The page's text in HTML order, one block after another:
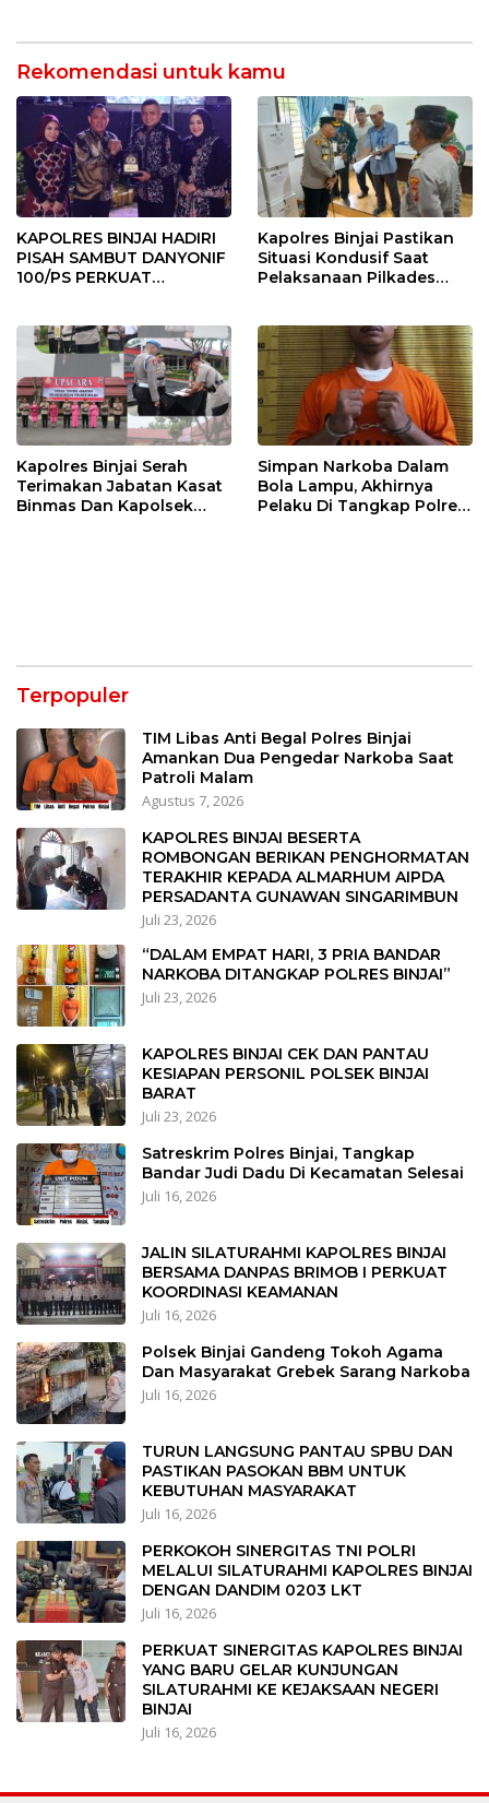
Rekomendasi untuk kamu
KAPOLRES BINJAI HADIRI
PISAH SAMBUT DANYONIF
100/PS PERKUAT
Kapolres Binjai Pastikan
Situasi Kondusif Saat
Pelaksanaan Pilkades
Kapolres Binjai Serah
Terimakan Jabatan Kasat
Binmas Dan Kapolsek
Simpan Narkoba Dalam
Bola Lampu, Akhirnya
Pelaku Di Tangkap Polres
Terpopuler
TIM Libas Anti Begal Polres Binjai
Amankan Dua Pengedar Narkoba Saat
Patroli Malam
Agustus 7, 2026
KAPOLRES BINJAI BESERTA
ROMBONGAN BERIKAN PENGHORMATAN
TERAKHIR KEPADA ALMARHUM AIPDA
PERSADANTA GUNAWAN SINGARIMBUN
Juli 23, 2026
“DALAM EMPAT HARI, 3 PRIA BANDAR
NARKOBA DITANGKAP POLRES BINJAI”
Juli 23, 2026
KAPOLRES BINJAI CEK DAN PANTAU
KESIAPAN PERSONIL POLSEK BINJAI
BARAT
Juli 23, 2026
Satreskrim Polres Binjai, Tangkap
Bandar Judi Dadu Di Kecamatan Selesai
Juli 16, 2026
JALIN SILATURAHMI KAPOLRES BINJAI
BERSAMA DANPAS BRIMOB I PERKUAT
KOORDINASI KEAMANAN
Juli 16, 2026
Polsek Binjai Gandeng Tokoh Agama
Dan Masyarakat Grebek Sarang Narkoba
Juli 16, 2026
TURUN LANGSUNG PANTAU SPBU DAN
PASTIKAN PASOKAN BBM UNTUK
KEBUTUHAN MASYARAKAT
Juli 16, 2026
PERKOKOH SINERGITAS TNI POLRI
MELALUI SILATURAHMI KAPOLRES BINJAI
DENGAN DANDIM 0203 LKT
Juli 16, 2026
PERKUAT SINERGITAS KAPOLRES BINJAI
YANG BARU GELAR KUNJUNGAN
SILATURAHMI KE KEJAKSAAN NEGERI
BINJAI
Juli 16, 2026